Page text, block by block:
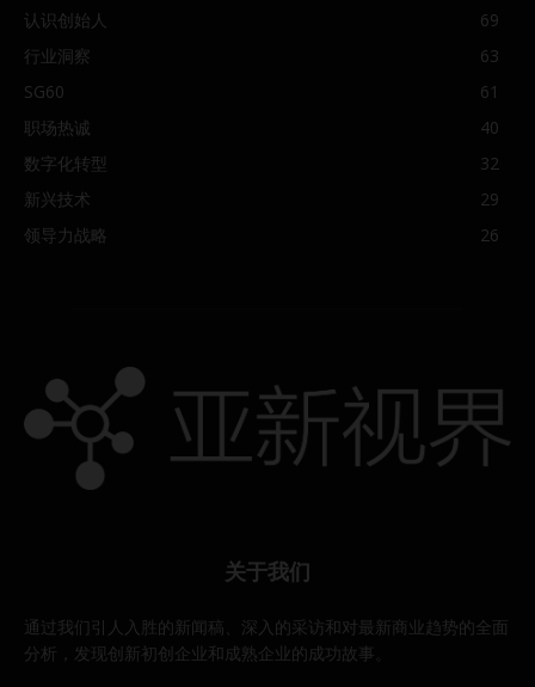
认识创始人
69
行业洞察
63
SG60
61
职场热诚
40
数字化转型
32
新兴技术
29
领导力战略
26
关于我们
通过我们引人入胜的新闻稿、深入的采访和对最新商业趋势的全面
分析，发现创新初创企业和成熟企业的成功故事。